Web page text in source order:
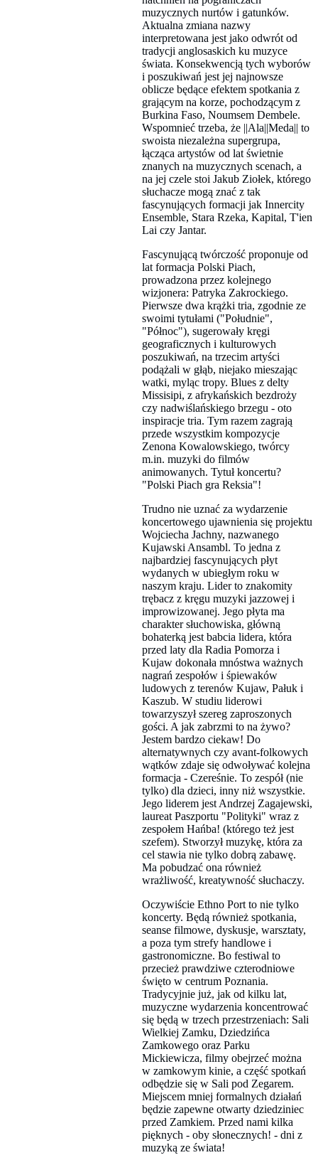
muzycznych nurtów i gatunków.
Aktualna zmiana nazwy
interpretowana jest jako odwrót od
tradycji anglosaskich ku muzyce
świata. Konsekwencją tych wyborów
i poszukiwań jest jej najnowsze
oblicze będące efektem spotkania z
grającym na korze, pochodzącym z
Burkina Faso, Noumsem Dembele.
Wspomnieć trzeba, że ||Ala||Meda|| to
swoista niezależna supergrupa,
łącząca artystów od lat świetnie
znanych na muzycznych scenach, a
na jej czele stoi Jakub Ziołek, którego
słuchacze mogą znać z tak
fascynujących formacji jak Innercity
Ensemble, Stara Rzeka, Kapital, T'ien
Lai czy Jantar.
Fascynującą twórczość proponuje od
lat formacja Polski Piach,
prowadzona przez kolejnego
wizjonera: Patryka Zakrockiego.
Pierwsze dwa krążki tria, zgodnie ze
swoimi tytułami ("Południe",
"Północ"), sugerowały kręgi
geograficznych i kulturowych
poszukiwań, na trzecim artyści
podążali w głąb, niejako mieszając
watki, myląc tropy. Blues z delty
Missisipi, z afrykańskich bezdroży
czy nadwiślańskiego brzegu - oto
inspiracje tria. Tym razem zagrają
przede wszystkim kompozycje
Zenona Kowalowskiego, twórcy
m.in. muzyki do filmów
animowanych. Tytuł koncertu?
"Polski Piach gra Reksia"!
Trudno nie uznać za wydarzenie
koncertowego ujawnienia się projektu
Wojciecha Jachny, nazwanego
Kujawski Ansambl. To jedna z
najbardziej fascynujących płyt
wydanych w ubiegłym roku w
naszym kraju. Lider to znakomity
trębacz z kręgu muzyki jazzowej i
improwizowanej. Jego płyta ma
charakter słuchowiska, główną
bohaterką jest babcia lidera, która
przed laty dla Radia Pomorza i
Kujaw dokonała mnóstwa ważnych
nagrań zespołów i śpiewaków
ludowych z terenów Kujaw, Pałuk i
Kaszub. W studiu liderowi
towarzyszył szereg zaproszonych
gości. A jak zabrzmi to na żywo?
Jestem bardzo ciekaw! Do
alternatywnych czy avant-folkowych
wątków zdaje się odwoływać kolejna
formacja - Czereśnie. To zespół (nie
tylko) dla dzieci, inny niż wszystkie.
Jego liderem jest Andrzej Zagajewski,
laureat Paszportu "Polityki" wraz z
zespołem Hańba! (którego też jest
szefem). Stworzył muzykę, która za
cel stawia nie tylko dobrą zabawę.
Ma pobudzać ona również
wrażliwość, kreatywność słuchaczy.
Oczywiście Ethno Port to nie tylko
koncerty. Będą również spotkania,
seanse filmowe, dyskusje, warsztaty,
a poza tym strefy handlowe i
gastronomiczne. Bo festiwal to
przecież prawdziwe czterodniowe
święto w centrum Poznania.
Tradycyjnie już, jak od kilku lat,
muzyczne wydarzenia koncentrować
się będą w trzech przestrzeniach: Sali
Wielkiej Zamku, Dziedzińca
Zamkowego oraz Parku
Mickiewicza, filmy obejrzeć można
w zamkowym kinie, a część spotkań
odbędzie się w Sali pod Zegarem.
Miejscem mniej formalnych działań
będzie zapewne otwarty dziedziniec
przed Zamkiem. Przed nami kilka
pięknych - oby słonecznych! - dni z
muzyką ze świata!